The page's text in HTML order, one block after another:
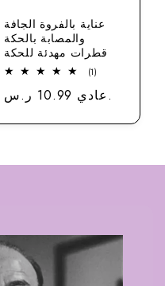
عناية بالفروة الجافة
والمصابة بالحكة
قطرات مهدئة للحكة
(1)
الاستعراضات
سعر عادي 10.99 ر.س.